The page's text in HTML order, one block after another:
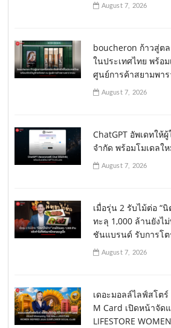
August 7, 2026
boucheron ก้าวสู่ต
ในประเทศไทย พร้อ
ศูนย์การค้าสยามพา
August 7, 2026
ChatGPT อัพเดทให้
จำกัด พร้อมโมเดลใ
August 7, 2026
เมื่อรุ่น 2 รับไม้ต่อ “
ทะลุ 1,000 ล้านยังไ
ชันแบรนด์ รับการโต
August 7, 2026
เดอะมอลล์ไลฟ์สโต
M Card เปิดหน้าจัด
LIFESTORE